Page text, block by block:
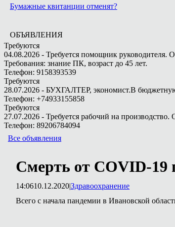
Бумажные квитанции отменят?
ОБЪЯВЛЕНИЯ
Требуются
04.08.2026 - Требуется помощник руководителя.
Требования: знание ПК, возраст до 45 лет.
Телефон: 9158393539
Требуются
28.07.2026 - БУХГАЛТЕР, экономист.В
Телефон: +74933155858
Требуются
27.07.2026 - Требуется рабочий на производство.
Телефон: 89206784094
Все объявления
Смерть от COVID-19
14:0610.12.2020|Здравоохранение
Всего с начала пандемии в Ивановской